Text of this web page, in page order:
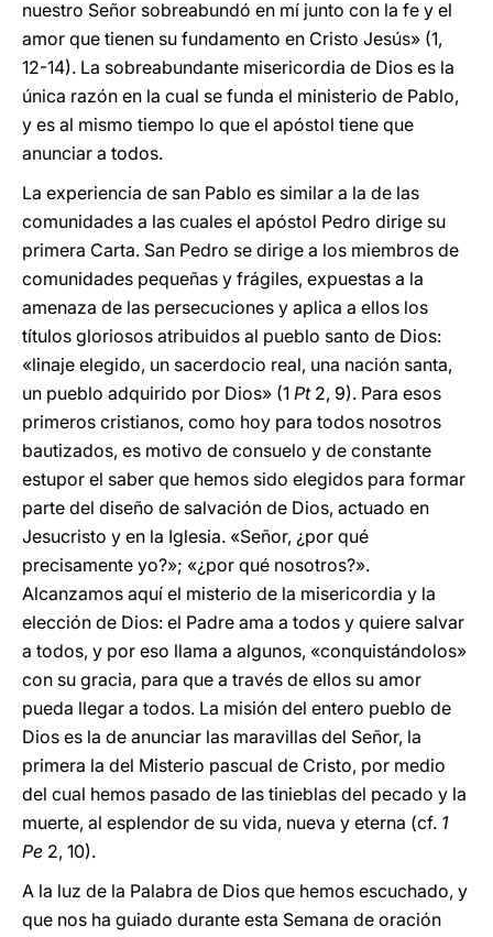
nuestro Señor sobreabundó en mí junto con la fe y el
amor que tienen su fundamento en Cristo Jesús» (1,
12-14). La sobreabundante misericordia de Dios es la
única razón en la cual se funda el ministerio de Pablo,
y es al mismo tiempo lo que el apóstol tiene que
anunciar a todos.
La experiencia de san Pablo es similar a la de las
comunidades a las cuales el apóstol Pedro dirige su
primera Carta. San Pedro se dirige a los miembros de
comunidades pequeñas y frágiles, expuestas a la
amenaza de las persecuciones y aplica a ellos los
títulos gloriosos atribuidos al pueblo santo de Dios:
«linaje elegido, un sacerdocio real, una nación santa,
un pueblo adquirido por Dios» (1 Pt2, 9). Para esos
primeros cristianos, como hoy para todos nosotros
bautizados, es motivo de consuelo y de constante
estupor el saber que hemos sido elegidos para formar
parte del diseño de salvación de Dios, actuado en
Jesucristo y en la Iglesia. «Señor, ¿por qué
precisamente yo?»; «¿por qué nosotros?».
Alcanzamos aquí el misterio de la misericordia y la
elección de Dios: el Padre ama a todos y quiere salvar
a todos, y por eso llama a algunos, «conquistándolos»
con su gracia, para que a través de ellos su amor
pueda llegar a todos. La misión del entero pueblo de
Dios es la de anunciar las maravillas del Señor, la
primera la del Misterio pascual de Cristo, por medio
del cual hemos pasado de las tinieblas del pecado y la
muerte, al esplendor de su vida, nueva y eterna (cf. 1
Pe 2, 10).
A la luz de la Palabra de Dios que hemos escuchado, y
que nos ha guiado durante esta Semana de oración